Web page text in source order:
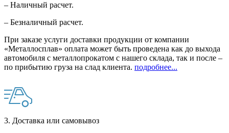
– Наличный расчет.
– Безналичный расчет.
При заказе услуги доставки продукции от компании
«Металлосплав» оплата может быть проведена как до выхода
автомобиля с металлопрокатом с нашего склада, так и после –
по прибытию груза на слад клиента. подробнее...
3. Доставка или самовывоз